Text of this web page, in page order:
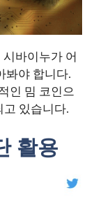
바이누가 어
봐야 합니다.
인 밈 코인으
있습니다.
활용